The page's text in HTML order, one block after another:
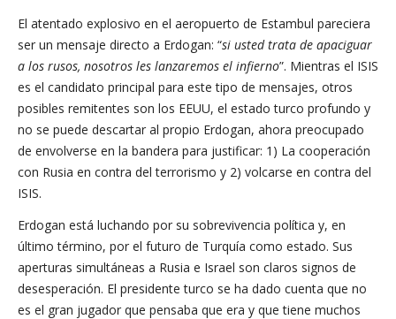
El atentado explosivo en el aeropuerto de Estambul pareciera
ser un mensaje directo a Erdogan: “si usted trata de apaciguar
a los rusos, nosotros les lanzaremos el infierno”. Mientras el ISIS
es el candidato principal para este tipo de mensajes, otros
posibles remitentes son los EEUU, el estado turco profundo y
no se puede descartar al propio Erdogan, ahora preocupado
de envolverse en la bandera para justificar: 1) La cooperación
con Rusia en contra del terrorismo y 2) volcarse en contra del
ISIS.
Erdogan está luchando por su sobrevivencia política y, en
último término, por el futuro de Turquía como estado. Sus
aperturas simultáneas a Rusia e Israel son claros signos de
desesperación. El presidente turco se ha dado cuenta que no
es el gran jugador que pensaba que era y que tiene muchos